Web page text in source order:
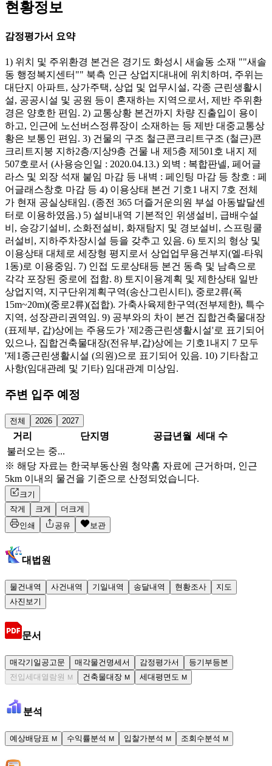
현황정보
감정평가서 요약
1) 위치 및 주위환경 본건은 경기도 화성시 새솔동 소재 ""새솔
동 행정복지센터"" 북측 인근 상업지대내에 위치하며, 주위는
대단지 아파트, 상가주택, 상업 및 업무시설, 각종 근린생활시
설, 공공시설 및 공원 등이 혼재하는 지역으로서, 제반 주위환
경은 양호한 편임. 2) 교통상황 본건까지 차량 진출입이 용이
하고, 인근에 노선버스정류장이 소재하는 등 제반 대중교통상
황은 보통인 편임. 3) 건물의 구조 철근콘크리트구조 (철근)콘
크리트지붕 지하2층/지상9층 건물 내 제5층 제501호 내지 제
507호로서 (사용승인일 : 2020.04.13.) 외벽 : 복합판넬, 페어글
라스 및 외장 석재 붙임 마감 등 내벽 : 페인팅 마감 등 창호 : 페
어글래스창호 마감 등 4) 이용상태 본건 기호1 내지 7호 전체
가 현재 공실상태임. (종전 365 더즐거운의원 부설 아동발달센
터로 이용하였음.) 5) 설비내역 기본적인 위생설비, 급배수설
비, 승강기설비, 소화전설비, 화재탐지 및 경보설비, 스프링쿨
러설비, 지하주차장시설 등을 갖추고 있음. 6) 토지의 형상 및
이용상태 대체로 세장형 평지로서 상업업무용건부지(엘-타워
1동)로 이용중임. 7) 인접 도로상태등 본건 동측 및 남측으로
각각 포장된 중로에 접함. 8) 토지이용계획 및 제한상태 일반
상업지역, 지구단위계획구역(송산그린시티), 중로2류(폭
15m~20m)(중로2류)(접합). 가축사육제한구역(전부제한), 특수
지역, 성장관리권역임. 9) 공부와의 차이 본건 집합건축물대장
(표제부, 갑)상에는 주용도가 '제2종근린생활시설'로 표기되어
있으나, 집합건축물대장(전유부,갑)상에는 기호1내지 7 모두
'제1종근린생활시설 (의원)으로 표기되어 있음. 10) 기타참고
사항(임대관례 및 기타) 임대관계 미상임.
주변 입주 예정
전체 2026 2027
거리 단지명 공급년월 세대 수
불러오는 중...
※ 해당 자료는 한국부동산원 청약홈 자료에 근거하며, 인근
5km 이내의 물건을 기준으로 산정되었습니다.
크기
작게
크게
더크게
인쇄
공유 보관
대법원
물건내역 사건내역 기일내역 송달내역 현황조사
지도
사진보기
문서
매각기일공고문 매각물건명세서 감정평가서
등기부등본
전입세대열람원
M 건축물대장 M 세대평면도 M
분석
예상배당표 M 수익률분석 M 입찰가분석 M 조회수분석 M